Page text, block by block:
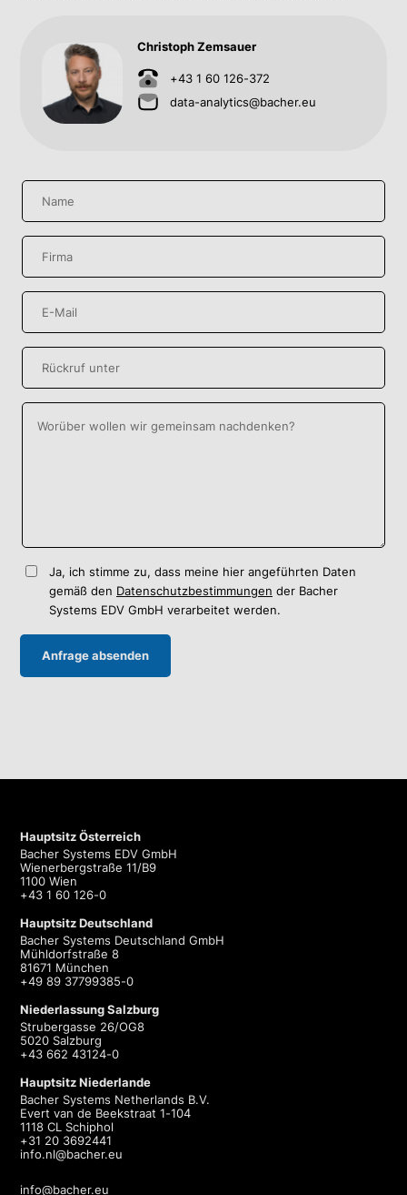
Ja, ich stimme zu, dass meine hier angeführten Daten
gemäß den Datenschutzbestimmungen der Bacher
Systems EDV GmbH verarbeitet werden.
Christoph Zemsauer
+43 1 60 126-372
data-analytics@bacher.eu
Hauptsitz Österreich
Bacher Systems EDV GmbH
Wienerbergstraße 11/B9
1100 Wien
+43 1 60 126-0
Hauptsitz Deutschland
Bacher Systems Deutschland GmbH
Mühldorfstraße 8
81671 München
+49 89 37799385-0
Niederlassung Salzburg
Strubergasse 26/OG8
5020 Salzburg
+43 662 43124-0
Hauptsitz Niederlande
Bacher Systems Netherlands B.V.
Evert van de Beekstraat 1-104
1118 CL Schiphol
+31 20 3692441
info.nl@bacher.eu
info@bacher.eu